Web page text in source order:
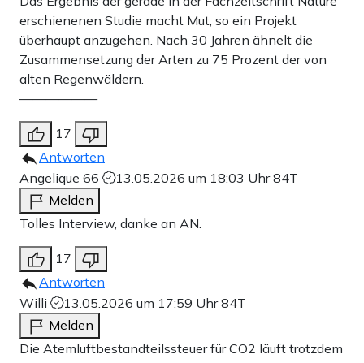
erschienenen Studie macht Mut, so ein Projekt
überhaupt anzugehen. Nach 30 Jahren ähnelt die
Zusammensetzung der Arten zu 75 Prozent der von
alten Regenwäldern.
——————
17
Antworten
Angelique 66
13.05.2026 um 18:03 Uhr84T
Melden
Tolles Interview, danke an AN.
17
Antworten
Willi
13.05.2026 um 17:59 Uhr84T
Melden
Die Atemluftbestandteilssteuer für CO2 läuft trotzdem